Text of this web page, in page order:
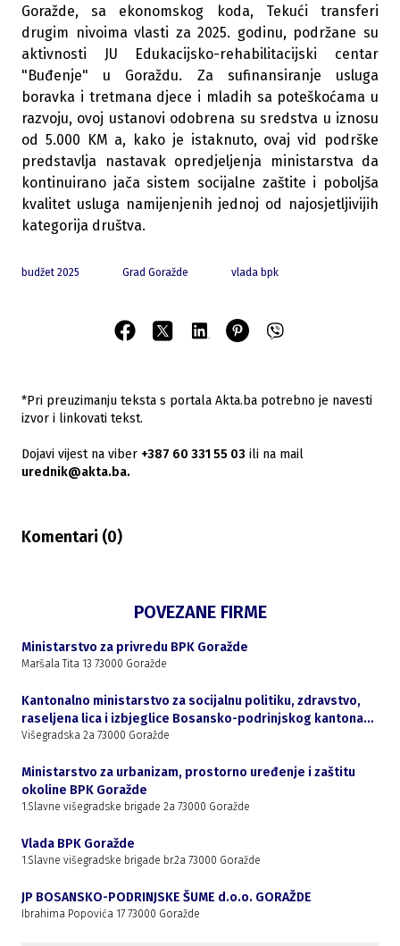
Goražde, sa ekonomskog koda, Tekući transferi
drugim nivoima vlasti za 2025. godinu, podržane su
aktivnosti JU Edukacijsko-rehabilitacijski centar
"Buđenje" u Goraždu. Za sufinansiranje usluga
boravka i tretmana djece i mladih sa poteškoćama u
razvoju, ovoj ustanovi odobrena su sredstva u iznosu
od 5.000 KM a, kako je istaknuto, ovaj vid podrške
predstavlja nastavak opredjeljenja ministarstva da
kontinuirano jača sistem socijalne zaštite i poboljša
kvalitet usluga namijenjenih jednoj od najosjetljivijih
kategorija društva.
budžet 2025 Grad Goražde vlada bpk
*Pri preuzimanju teksta s portala Akta.ba potrebno je navesti
izvor i linkovati tekst.
Dojavi vijest na viber +387 60 331 55 03 ili na mail
urednik@akta.ba.
Komentari (0)
POVEZANE FIRME
Ministarstvo za privredu BPK Goražde
Maršala Tita 13 73000 Goražde
Kantonalno ministarstvo za socijalnu politiku, zdravstvo,
raseljena lica i izbjeglice Bosansko-podrinjskog kantona
Goražde
Višegradska 2a 73000 Goražde
Ministarstvo za urbanizam, prostorno uređenje i zaštitu
okoline BPK Goražde
1.Slavne višegradske brigade 2a 73000 Goražde
Vlada BPK Goražde
1.Slavne višegradske brigade br.2a 73000 Goražde
JP BOSANSKO-PODRINJSKE ŠUME d.o.o. GORAŽDE
Ibrahima Popovića 17 73000 Goražde